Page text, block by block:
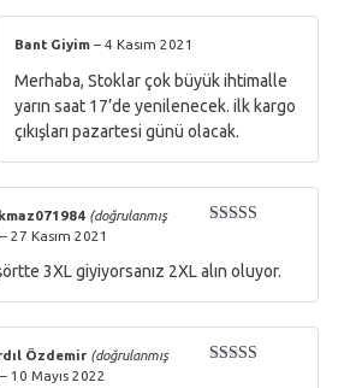
Bant Giyim – 4 Kasım 2021
Merhaba, Stoklar çok büyük ihtimalle
yarın saat 17’de yenilenecek. ilk kargo
çıkışları pazartesi günü olacak.
(doğrulanmış
– 27 Kasım 2021
3XL giyiyorsanız 2XL alın oluyor.
Özdemir (doğrulanmış
– 10 Mayıs 2022